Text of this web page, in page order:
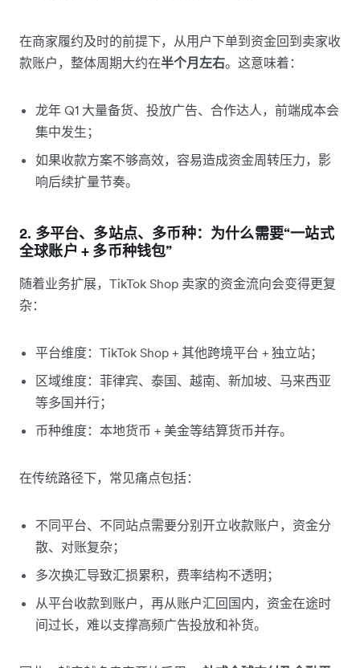
在商家履约及时的前提下，从用户下单到资金回到卖家收
款账户，整体周期大约在半个月左右。这意味着：
龙年 Q1 大量备货、投放广告、合作达人，前端成本会
集中发生；
如果收款方案不够高效，容易造成资金周转压力，影
响后续扩量节奏。
2. 多平台、多站点、多币种：为什么需要“一站式
全球账户 + 多币种钱包”
随着业务扩展，TikTok Shop 卖家的资金流向会变得更复
杂：
平台维度：TikTok Shop + 其他跨境平台 + 独立站；
区域维度：菲律宾、泰国、越南、新加坡、马来西亚
等多国并行；
币种维度：本地货币 + 美金等结算货币并存。
在传统路径下，常见痛点包括：
不同平台、不同站点需要分别开立收款账户，资金分
散、对账复杂；
多次换汇导致汇损累积，费率结构不透明；
从平台收款到账户，再从账户汇回国内，资金在途时
间过长，难以支撑高频广告投放和补货。